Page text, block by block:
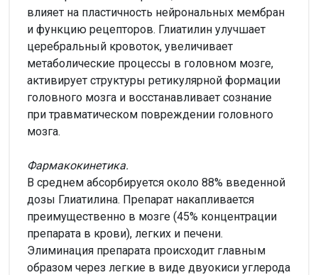
влияет на пластичность нейрональных мембран
и функцию рецепторов. Глиатилин улучшает
церебральный кровоток, увеличивает
метаболические процессы в головном мозге,
активирует структуры ретикулярной формации
головного мозга и восстанавливает сознание
при травматическом повреждении головного
мозга.
Фармакокинетика.
В среднем абсорбируется около 88% введенной
дозы Глиатилина. Препарат накапливается
преимущественно в мозге (45% концентрации
препарата в крови), легких и печени.
Элиминация препарата происходит главным
образом через легкие в виде двуокиси углерода